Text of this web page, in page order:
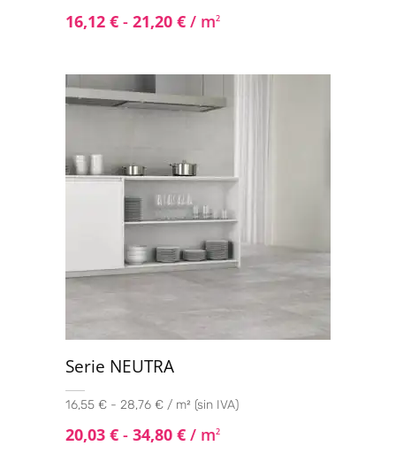
16,12 € - 21,20 € / m2
Serie NEUTRA
16,55 € - 28,76 € / m² (sin IVA)
20,03 € - 34,80 € / m2